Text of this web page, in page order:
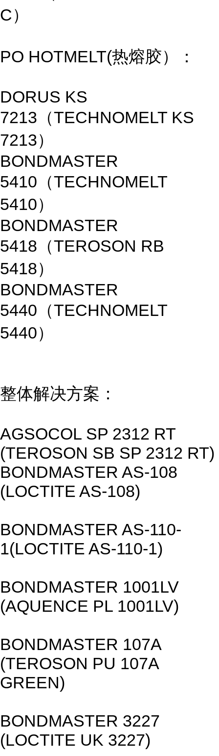
C）
PO HOTMELT(热熔胶）：
DORUS KS
7213（TECHNOMELT KS
7213）
BONDMASTER
5410（TECHNOMELT
5410）
BONDMASTER
5418（TEROSON RB
5418）
BONDMASTER
5440（TECHNOMELT
5440）
整体解决方案：
AGSOCOL SP 2312 RT
(TEROSON SB SP 2312 RT)
BONDMASTER AS-108
(LOCTITE AS-108)
BONDMASTER AS-110-
1(LOCTITE AS-110-1)
BONDMASTER 1001LV
(AQUENCE PL 1001LV)
BONDMASTER 107A
(TEROSON PU 107A
GREEN)
BONDMASTER 3227
(LOCTITE UK 3227)